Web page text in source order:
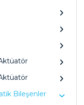
Bileşenler